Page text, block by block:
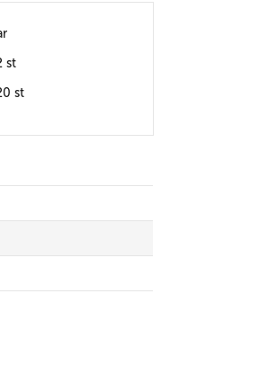
st
st